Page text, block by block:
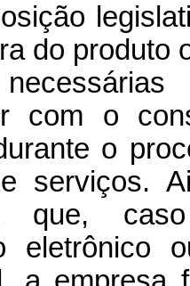
do produto
com o
o
serviços.
que,
eletrônico